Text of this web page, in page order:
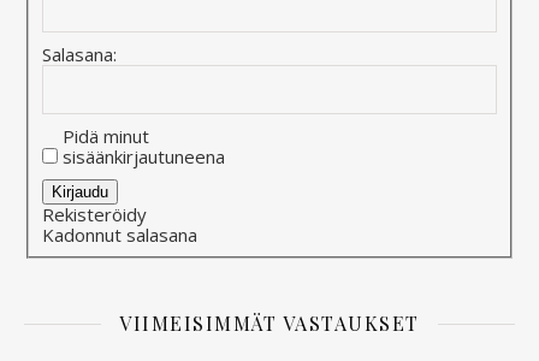
Salasana:
Pidä minut
sisäänkirjautuneena
Alternative:
Kirjaudu
Rekisteröidy
Kadonnut salasana
VIIMEISIMMÄT VASTAUKSET